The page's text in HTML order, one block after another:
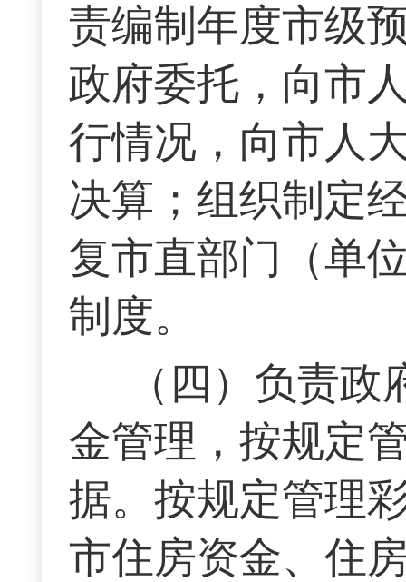
责编制年度市级
政府委托，向市
行情况，向市人
决算；组织制定
复市直部门（单
制度。
（四）负责
金管理，按规定
据。按规定管理
市住房资金、住